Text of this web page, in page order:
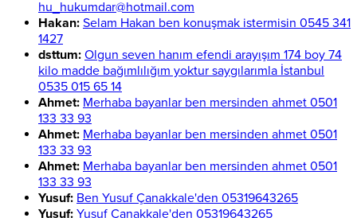
hu_hukumdar@hotmail.com
Hakan: Selam Hakan ben konuşmak istermisin 0545 341
1427
dsttum: Olgun seven hanım efendi arayışım 174 boy 74
kilo madde bağımlılığım yoktur saygılarımla İstanbul
0535 015 65 14
Ahmet: Merhaba bayanlar ben mersinden ahmet 0501
133 33 93
Ahmet: Merhaba bayanlar ben mersinden ahmet 0501
133 33 93
Ahmet: Merhaba bayanlar ben mersinden ahmet 0501
133 33 93
Yusuf: Ben Yusuf Çanakkale'den 05319643265
Yusuf: Yusuf Çanakkale'den 05319643265